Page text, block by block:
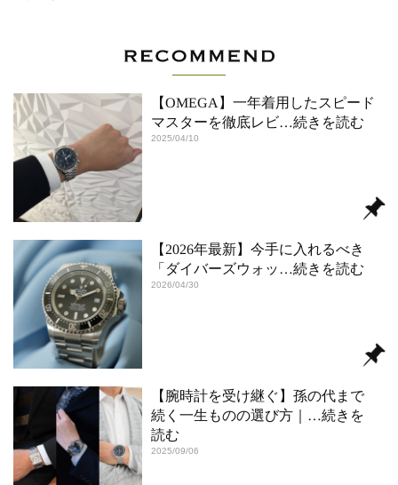
【OMEGA】一年着用したスピード
マスターを徹底レビ…続きを読む
2025/04/10
【2026年最新】今手に入れるべき
「ダイバーズウォッ …続きを読む
2026/04/30
【腕時計を受け継ぐ】孫の代まで
続く一生ものの選び方｜ …続きを
読む
2025/09/06